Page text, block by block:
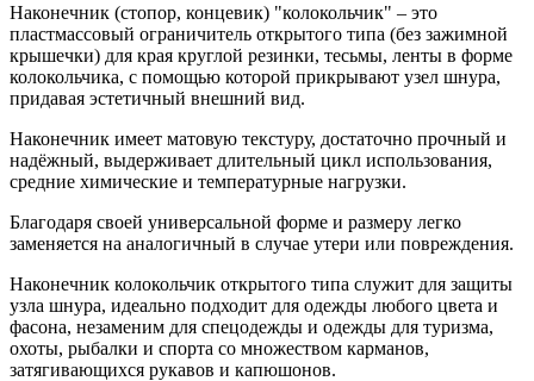
Наконечник (стопор, концевик) "колокольчик" – это
пластмассовый ограничитель открытого типа (без зажимной
крышечки) для края круглой резинки, тесьмы, ленты в форме
колокольчика, с помощью которой прикрывают узел шнура,
придавая эстетичный внешний вид.
Наконечник имеет матовую текстуру, достаточно прочный и
надёжный, выдерживает длительный цикл использования,
средние химические и температурные нагрузки.
Благодаря своей универсальной форме и размеру легко
заменяется на аналогичный в случае утери или повреждения.
Наконечник колокольчик открытого типа служит для защиты
узла шнура, идеально подходит для одежды любого цвета и
фасона, незаменим для спецодежды и одежды для туризма,
охоты, рыбалки и спорта со множеством карманов,
затягивающихся рукавов и капюшонов.